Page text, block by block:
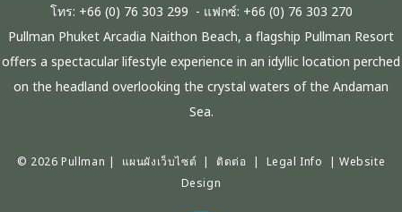
โทร: +66 (0) 76 303 299 - แฟกซ์: +66 (0) 76 303 270
Pullman Phuket Arcadia Naithon Beach, a flagship Pullman Resort
offers a spectacular lifestyle experience in an idyllic location perched
on the headland overlooking the crystal waters of the Andaman
Sea.
© 2026 Pullman | แผนผังเว็บไซต์ | ติดต่อ | Legal Info |Website
Design